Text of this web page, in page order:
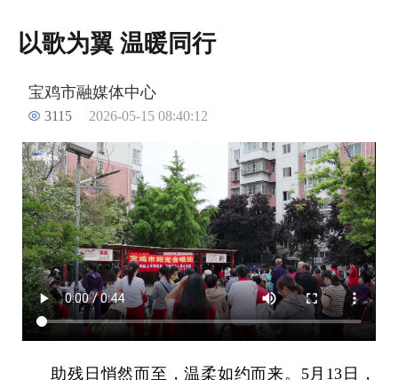
以歌为翼 温暖同行
宝鸡市融媒体中心
3115 2026-05-15 08:40:12
助残日悄然而至，温柔如约而来。5月13日，